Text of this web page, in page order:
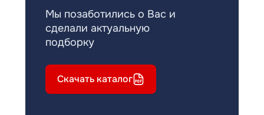
Мы позаботились о Вас и
сделали актуальную
подборку
Скачать каталог